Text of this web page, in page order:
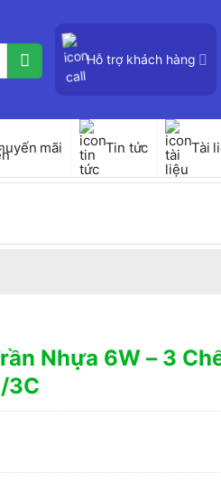
Hỗ trợ khách hàng
mãi Tin tức Tài
Nhựa 6W – 3
3C